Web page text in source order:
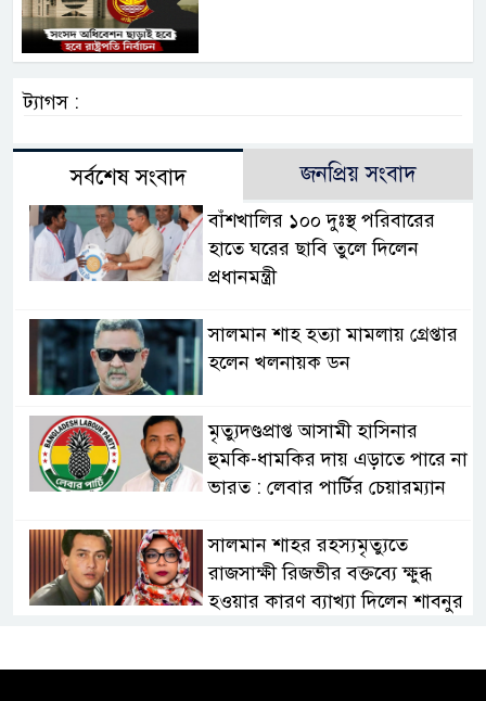
ট্যাগস :
সর্বশেষ সংবাদ জনপ্রিয় সংবাদ
বাঁশখালির ১০০ দুঃস্থ পরিবারের
হাতে ঘরের ছাবি তুলে দিলেন
প্রধানমন্ত্রী
সালমান শাহ হত্যা মামলায় গ্রেপ্তার
হলেন খলনায়ক ডন
মৃত্যুদণ্ডপ্রাপ্ত আসামী হাসিনার
হুমকি-ধামকির দায় এড়াতে পারে না
ভারত : লেবার পার্টির চেয়ারম্যান
সালমান শাহর রহস্যমৃত্যুতে
রাজসাক্ষী রিজভীর বক্তব্যে ক্ষুব্ধ
হওয়ার কারণ ব্যাখ্যা দিলেন শাবনুর